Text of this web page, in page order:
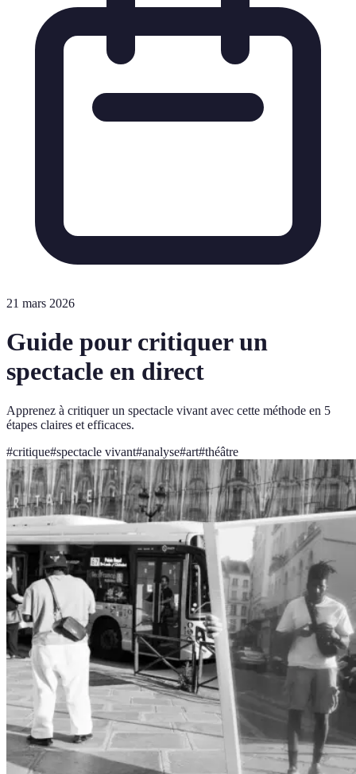
21 mars 2026
Guide pour critiquer un
spectacle en direct
Apprenez à critiquer un spectacle vivant avec cette méthode en 5
étapes claires et efficaces.
#critique#spectacle vivant#analyse#art#théâtre